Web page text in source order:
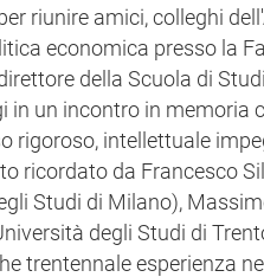
riunire amici, colleghi
economica presso la
della Scuola di
un incontro in memoria
rigoroso, intellettuale
ricordato da Francesco
Studi di Milano),
degli Studi di
trentennale esperienza